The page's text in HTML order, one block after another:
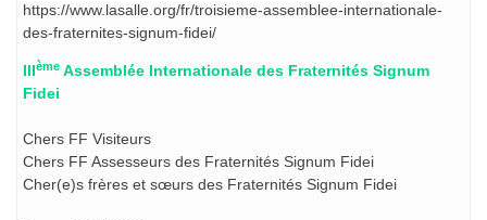
https://www.lasalle.org/fr/troisieme-assemblee-internationale-
des-fraternites-signum-fidei/
IIIème Assemblée Internationale des Fraternités Signum
Fidei
Chers FF Visiteurs
Chers FF Assesseurs des Fraternités Signum Fidei
Cher(e)s frères et sœurs des Fraternités Signum Fidei